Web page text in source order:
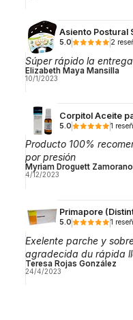
Asiento Postural
5.0 2
Súper rápido la
Elizabeth Maya Mansilla
10/1/2023
Corpitol Aceite
5.0 1
Producto 100%
por presión
Myriam Droguett Zamorano
4/12/2023
Primapore
5.0 1
Exelente parche y
agradecida du rápida
Teresa Rojas González
24/4/2023